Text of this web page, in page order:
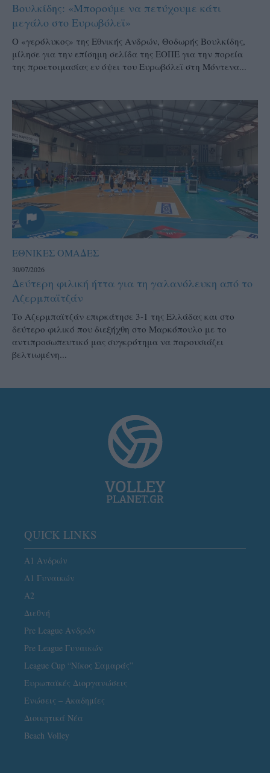
Βουλκίδης: «Μπορούμε να πετύχουμε κάτι
μεγάλο στο Ευρωβόλεϊ»
Ο «γερόλυκος» της Εθνικής Ανδρών, Θοδωρής Βουλκίδης,
μίλησε για την επίσημη σελίδα της ΕΟΠΕ για την πορεία
της προετοιμασίας εν όψει του Ευρωβόλεϊ στη Μόντενα...
ΕΘΝΙΚΕΣ ΟΜΑΔΕΣ
30/07/2026
Δεύτερη φιλική ήττα για τη γαλανόλευκη από το
Αζερμπαϊτζάν
Το Αζερμπαϊτζάν επιρκάτησε 3-1 της Ελλάδας και στο
δεύτερο φιλικό που διεξήχθη στο Μαρκόπουλο με το
αντιπροσωπευτικό μας συγκρότημα να παρουσιάζει
βελτιωμένη...
QUICK LINKS
Α1 Ανδρών
Α1 Γυναικών
A2
Διεθνή
Pre League Ανδρών
Pre League Γυναικών
League Cup “Νίκος Σαμαράς”
Ευρωπαϊκές Διοργανώσεις
Ενώσεις – Ακαδημίες
Διοικητικά Νέα
Beach Volley